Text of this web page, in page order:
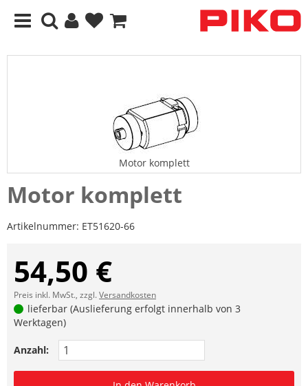
Motor komplett
Motor komplett
Artikelnummer: ET51620-66
54,50 €
Preis inkl. MwSt., zzgl.Versandkosten
lieferbar (Auslieferung erfolgt innerhalb von 3
Werktagen)
Anzahl: